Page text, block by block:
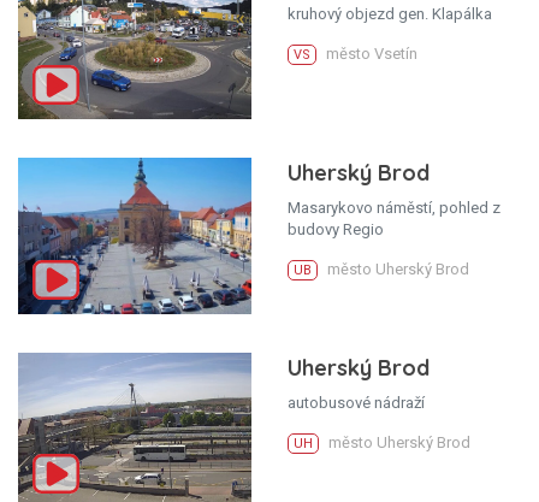
kruhový objezd gen. Klapálka
VS město Vsetín
Uherský Brod
Masarykovo náměstí, pohled z
budovy Regio
UB město Uherský Brod
Uherský Brod
autobusové nádraží
UH město Uherský Brod